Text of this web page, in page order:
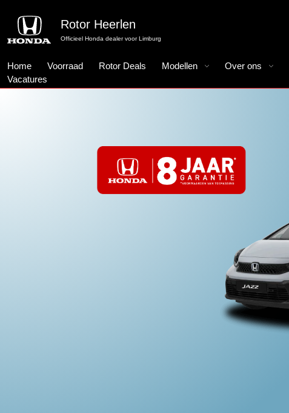
Rotor Heerlen
Officieel Honda dealer voor Limburg
Home Voorraad Rotor Deals Modellen Over ons
Vacatures